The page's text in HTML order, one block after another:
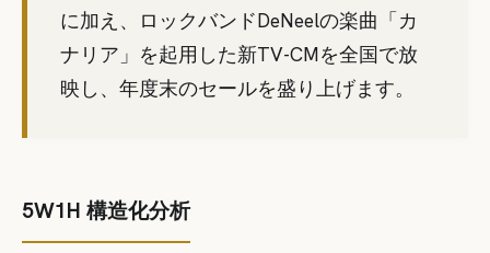
に加え、ロックバンドDeNeelの楽曲「カ
ナリア」を起用した新TV-CMを全国で放
映し、年度末のセールを盛り上げます。
5W1H 構造化分析